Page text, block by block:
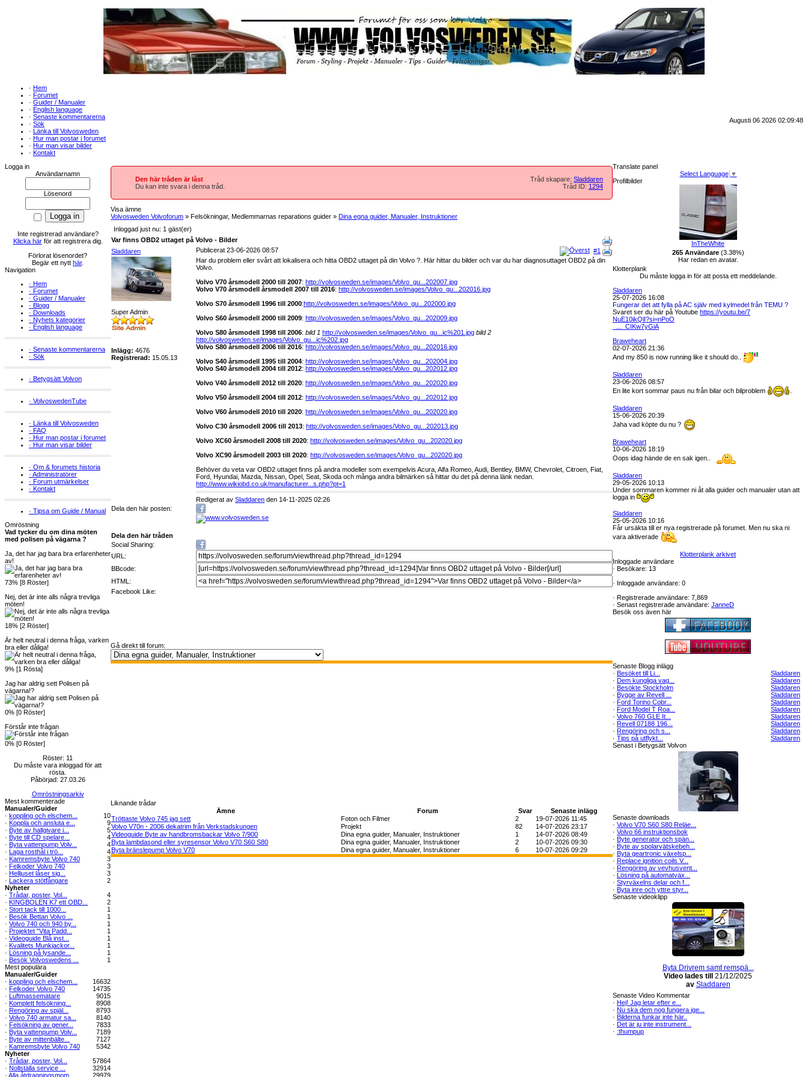
· Hem
· Forumet
· Guider / Manualer
· English language
· Senaste kommentarerna
· Sök
· Länka till Volvosweden
· Hur man postar i forumet
· Hur man visar bilder
· Kontakt
Augusti 06 2026 02:09:48
Logga in
Användarnamn
Lösenord
Inte registrerad användare?
Klicka härför att registrera dig.
Förlorat lösenordet?
Begär ett nytt här.
Navigation
· Hem
· Forumet
· Guider / Manualer
· Blogg
· Downloads
· Nyhets kategorier
· English language
· Senaste kommentarerna
· Sök
· Betygsätt Volvon
· VolvoswedenTube
· Länka till Volvosweden
· FAQ
· Hur man postar i forumet
· Hur man visar bilder
· Om & forumets historia
· Administratörer
· Forum utmärkelser
· Kontakt
· Tipsa om Guide / Manual
Omröstning
Vad tycker du om dina möten
med polisen på vägarna ?
Ja, det har jag bara bra erfarenheter
av!
73% [8 Röster]
Nej, det är inte alls några trevliga
möten!
18% [2 Röster]
Är helt neutral i denna fråga, varken
bra eller dåliga!
9% [1 Rösta]
Jag har aldrig sett Polisen på
vägarna!?
0% [0 Röster]
Förstår inte frågan
0% [0 Röster]
Röster: 11
Du måste vara inloggad för att
rösta.
Påbörjad: 27.03.26
Omröstningsarkiv
Mest kommenterade
Manualer/Guider
· koppling och elschem...
10
· Koppla och ansluta e...
9
· Byte av hallgivare i...
5
· Byte till CD spelare...
4
· Byta vattenpump Volv...
4
· Laga rosthål i trö...
4
· Kamremsbyte Volvo 740
3
· Felkoder Volvo 740
3
· Helljuset låser sig...
3
· Lackera stötfångare
2
Nyheter
· Trådar, poster, Vol...
4
· KINGBOLEN K7 ett OBD...
2
· Stort tack till 1000...
1
· Besök Bettan Volvo ...
1
· Volvo 740 och 940 by...
1
· Projektet "Vita Padd...
1
· Videoguide Blå inst...
1
· Kvalitets Munkjackor...
1
· Lösning på lysande...
1
· Besök Volvoswedens ...
1
Mest populära
Manualer/Guider
· koppling och elschem...
16632
· Felkoder Volvo 740
14735
· Luftmassemätare
9015
· Komplett felsökning...
8908
· Rengöring av spjäl...
8793
· Volvo 740 armatur sa...
8140
· Felsökning av gener...
7833
· Byta vattenpump Volv...
7189
· Byte av mittenbälte...
7127
· Kamremsbyte Volvo 740
5342
Nyheter
· Trådar, poster, Vol...
57864
· Nollställa service ...
32914
· Alla åtdragningsmom... 29979
Tråd skapare: Sladdaren
Tråd ID: 1294
Den här tråden är låst
Du kan inte svara i denna tråd.
Visa ämne
Volvosweden Volvoforum » Felsökningar, Medlemmarnas reparations guider » Dina egna guider, Manualer, Instruktioner
Inloggad just nu: 1 gäst(er)
Var finns OBD2 uttaget på Volvo - Bilder
Sladdaren
#1
Publicerat 23-06-2026 08:57
Super Admin
Inlägg: 4676
Registrerad: 15.05.13
Har du problem eller svårt att lokalisera och hitta OBD2 uttaget på din Volvo ?. Här hittar du bilder och var du har diagnosuttaget OBD2 på din
Volvo.
Volvo V70 årsmodell 2000 till 2007: http://volvosweden.se/images/Volvo_gu...202007.jpg
Volvo V70 årsmodell årsmodell 2007 till 2016: http://volvosweden.se/images/Volvo_gu...202016.jpg
Volvo S70 årsmodell 1996 till 2000:http://volvosweden.se/images/Volvo_gu...202000.jpg
Volvo S60 årsmodell 2000 till 2009: http://volvosweden.se/images/Volvo_gu...202009.jpg
Volvo S80 årsmodell 1998 till 2006: bild 1 http://volvosweden.se/images/Volvo_gu...ic%201.jpg bild 2
http://volvosweden.se/images/Volvo_gu...ic%202.jpg
Volvo S80 årsmodell 2006 till 2016: http://volvosweden.se/images/Volvo_gu...202016.jpg
Volvo S40 årsmodell 1995 till 2004: http://volvosweden.se/images/Volvo_gu...202004.jpg
Volvo S40 årsmodell 2004 till 2012: http://volvosweden.se/images/Volvo_gu...202012.jpg
Volvo V40 årsmodell 2012 till 2020: http://volvosweden.se/images/Volvo_gu...202020.jpg
Volvo V50 årsmodell 2004 till 2012: http://volvosweden.se/images/Volvo_gu...202012.jpg
Volvo V60 årsmodell 2010 till 2020: http://volvosweden.se/images/Volvo_gu...202020.jpg
Volvo C30 årsmodell 2006 till 2013: http://volvosweden.se/images/Volvo_gu...202013.jpg
Volvo XC60 årsmodell 2008 till 2020: http://volvosweden.se/images/Volvo_gu...202020.jpg
Volvo XC90 årsmodell 2003 till 2020: http://volvosweden.se/images/Volvo_gu...202020.jpg
Behöver du veta var OBD2 uttaget finns på andra modeller som exempelvis Acura, Alfa Romeo, Audi, Bentley, BMW, Chevrolet, Citroen, Fiat,
Ford, Hyundai, Mazda, Nissan, Opel, Seat, Skoda och många andra bilmärken så hittar du det på denna länk nedan.
http://www.wikiobd.co.uk/manufacturer...s.php?pt=1
Redigerat av Sladdaren den 14-11-2025 02:26
Dela den här posten:
Dela den här tråden
Social Sharing:
URL:
BBcode:
HTML:
Facebook Like:
Gå direkt till forum:
Liknande trådar
Ämne
Forum Svar
Senaste inlägg
Tröttaste Volvo 745 jag sett
Foton och Filmer 2
19-07-2026 11:45
Volvo V70n - 2006 dekatrim från Verkstadskungen
Projekt 82
14-07-2026 23:17
Videoguide Byte av handbromsbackar Volvo 7/900
Dina egna guider, Manualer, Instruktioner 1
14-07-2026 08:49
Byta lambdasond eller syresensor Volvo V70 S60 S80
Dina egna guider, Manualer, Instruktioner 2
10-07-2026 09:30
Byta bränslepump Volvo V70
Dina egna guider, Manualer, Instruktioner 6 10-07-2026 09:29
Translate panel
Select Language ▼
Profilbilder
InTheWhite
265 Användare(3.38%)
Har redan en avatar.
Klotterplank
Du måste logga in för att posta ett meddelande.
Sladdaren
25-07-2026 16:08
Fungerar det att fylla på AC själv med kylmedel från TEMU ?
Svaret ser du här på Youtube https://youtu.be/7
NuE10ikQlI?si=nPoO
_..._CIKw7yGiA
Braweheart
02-07-2026 21:36
And my 850 is now running like it should do..
Sladdaren
23-06-2026 08:57
En lite kort sommar paus nu från bilar och bilproblem
Sladdaren
15-06-2026 20:39
Jaha vad köpte du nu ?
Braweheart
10-06-2026 18:19
Oops idag hände de en sak igen..
Sladdaren
29-05-2026 10:13
Under sommaren kommer ni åt alla guider och manualer utan att
logga in
Sladdaren
25-05-2026 10:16
Får ursäkta till er nya registrerade på forumet. Men nu ska ni
vara aktiverade
Klotterplank arkivet
Inloggade användare
· Besökare: 13
· Inloggade användare: 0
· Registrerade användare: 7,869
· Senast registrerade användare: JanneD
Besök oss även här
Senaste Blogg inlägg
· Besöket till Li...
Sladdaren
· Dem kungliga vag...
Sladdaren
· Besökte Stockholm
Sladdaren
· Bygge av Revell ...
Sladdaren
· Ford Torino Cobr...
Sladdaren
· Ford Model T Roa...
Sladdaren
· Volvo 760 GLE It...
Sladdaren
· Revell 07188 196...
Sladdaren
· Rengöring och s...
Sladdaren
· Tips på utflykt...
Sladdaren
Senast i Betygsätt Volvon
Senaste downloads
· Volvo V70 S60 S80 Reläe...
· Volvo 66 instruktionsbok
· Byte generator och spän...
· Byte av spolarvätskebeh...
· Byta geartronic växelsp...
· Replace ignition coils V...
· Rengöring av vevhusvent...
· Lösning på automatväx...
· Styrväxelns delar och f...
· Byta inre och yttre styr...
Senaste videoklipp
Byta Drivrem samt remspä...
Video lades till
21/12/2025
av Sladdaren
Senaste Video Kommentar
· Hej! Jag letar efter e...
· Nu ska dem nog fungera ige...
· Bilderna funkar inte här..
· Det är ju inte instrument...
· :thumpup